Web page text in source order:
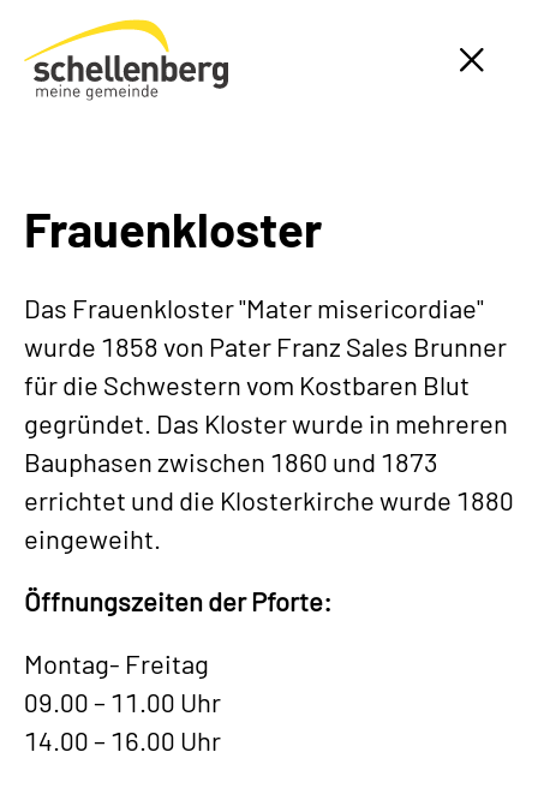
Gemeinde Schellenberg Startseite
Frauenkloster
Das Frauenkloster "Mater misericordiae"
wurde 1858 von Pater Franz Sales Brunner
für die Schwestern vom Kostbaren Blut
gegründet. Das Kloster wurde in mehreren
Bauphasen zwischen 1860 und 1873
errichtet und die Klosterkirche wurde 1880
eingeweiht.
Öffnungszeiten der Pforte:
Montag- Freitag
09.00 – 11.00 Uhr
14.00 – 16.00 Uhr